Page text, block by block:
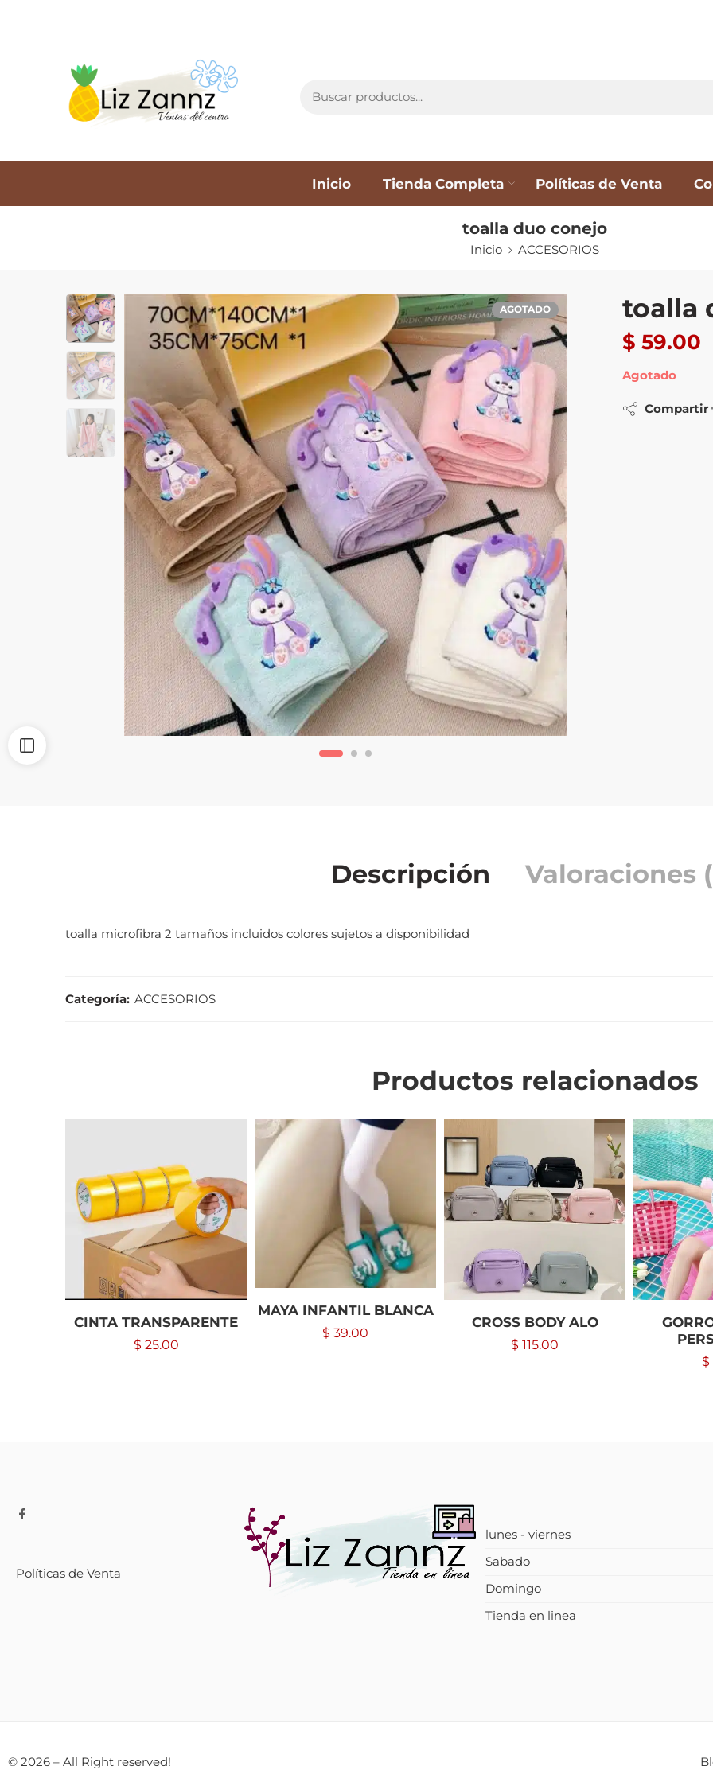
Inicio Tienda Completa Políticas de Venta
toalla duo conejo
Inicio ACCESORIOS
AGOTADO toalla
$ 59.00
Agotado
Compartir
Descripción Valoraciones
toalla microfibra 2 tamaños incluidos colores sujetos a disponibilidad
Categoría: ACCESORIOS
Productos relacionados
CINTA TRANSPARENTE
$ 25.00
MAYA INFANTIL BLANCA
$ 39.00
CROSS BODY ALO
$ 115.00
$
Políticas de Venta
lunes - viernes
Sabado
Domingo
Tienda en linea
© 2026 – All Right reserved!